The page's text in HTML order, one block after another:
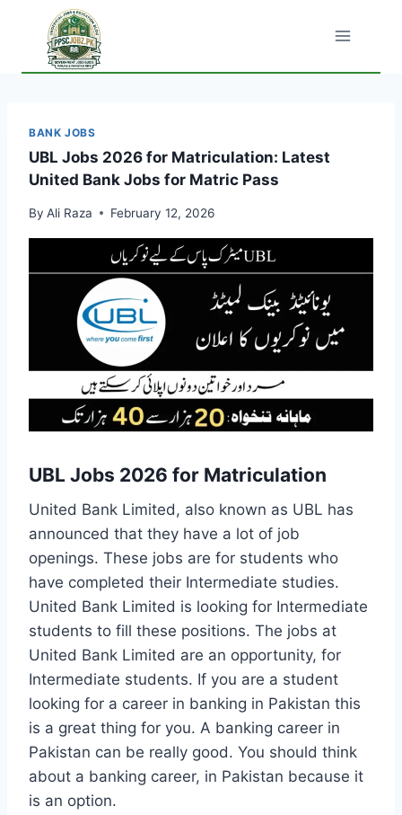
content
BANK JOBS
UBL Jobs 2026 for Matriculation: Latest
United Bank Jobs for Matric Pass
By Ali Raza February 12, 2026
UBL Jobs 2026 for Matriculation
United Bank Limited, also known as UBL has
announced that they have a lot of job
openings. These jobs are for students who
have completed their Intermediate studies.
United Bank Limited is looking for Intermediate
students to fill these positions. The jobs at
United Bank Limited are an opportunity, for
Intermediate students. If you are a student
looking for a career in banking in Pakistan this
is a great thing for you. A banking career in
Pakistan can be really good. You should think
about a banking career, in Pakistan because it
is an option.